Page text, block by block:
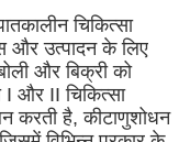
चिकित्सा
और उत्पादन के लिए
और बिक्री को
I और II चिकित्सा
करती है, कीटाणुशोधन